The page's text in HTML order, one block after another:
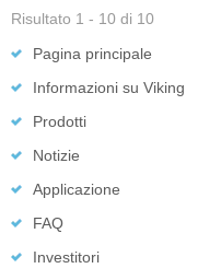
Risultato 1 - 10 di 10
Pagina principale
Informazioni su Viking
Prodotti
Notizie
Applicazione
FAQ
Investitori